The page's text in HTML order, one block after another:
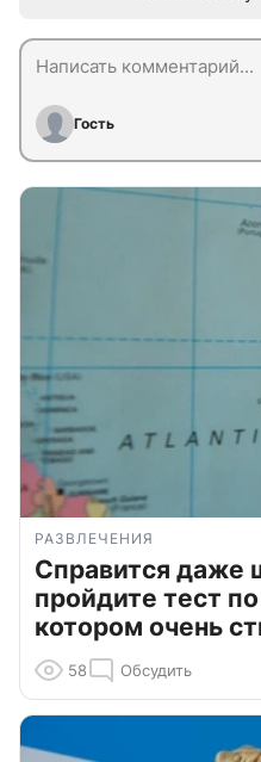
Гость
РАЗВЛЕЧЕНИЯ
Справится даже
пройдите тест
котором очень
58 Обсудить